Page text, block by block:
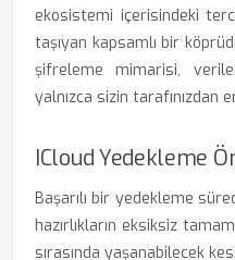
ekosistemi içerisindeki
taşıyan kapsamlı bir
şifreleme mimarisi,
yalnızca sizin tarafınızdan
ICloud Yedekleme
Başarılı bir yedekleme
hazırlıkların eksiksiz
sırasında yaşanabilecek